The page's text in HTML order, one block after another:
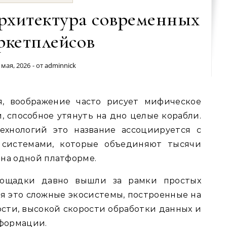
современных
2026 - отadminnick
способное утянуть на дно целые корабли.
это название ассоциируется с
которые объединяют тысячи
одной платформе.
давно вышли за рамки простых
это сложные экосистемы, построенные на
высокой скорости обработки данных и